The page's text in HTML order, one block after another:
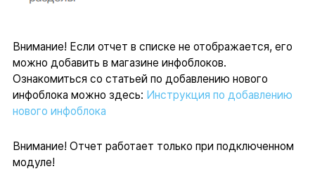
Внимание! Если отчет в списке не отображается, его
можно добавить в магазине инфоблоков.
Ознакомиться со статьей по добавлению нового
инфоблока можно здесь: Инструкция по добавлению
нового инфоблока
Внимание! Отчет работает только при подключенном
модуле!